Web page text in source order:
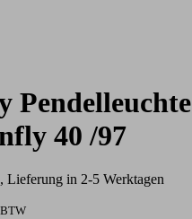
Pendelleuchte
40 /97
Lieferung in 2-5 Werktagen